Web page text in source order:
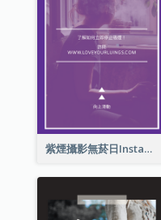
紫煙攝影無菸日Instagram限時動態